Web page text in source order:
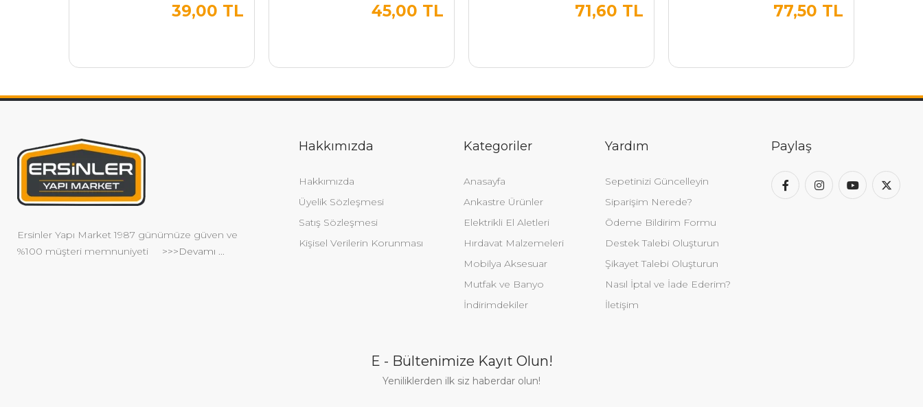
39,00 TL 45,00 TL 71,60 TL 77,50 TL
Ersinler Yapı Market 1987 günümüze güven ve
%100 müşteri memnuniyeti
>>>Devamı ...
Hakkımızda
Hakkımızda
Üyelik Sözleşmesi
Satış Sözleşmesi
Kişisel Verilerin Korunması
Kategoriler
Anasayfa
Ankastre Ürünler
Elektrikli El Aletleri
Hırdavat Malzemeleri
Mobilya Aksesuar
Mutfak ve Banyo
İndirimdekiler
Yardım
Sepetinizi Güncelleyin
Siparişim Nerede?
Ödeme Bildirim Formu
Destek Talebi Oluşturun
Şikayet Talebi Oluşturun
Nasıl İptal ve İade Ederim?
İletişim
Paylaş
E - Bültenimize Kayıt Olun!
Yeniliklerden ilk siz haberdar olun!